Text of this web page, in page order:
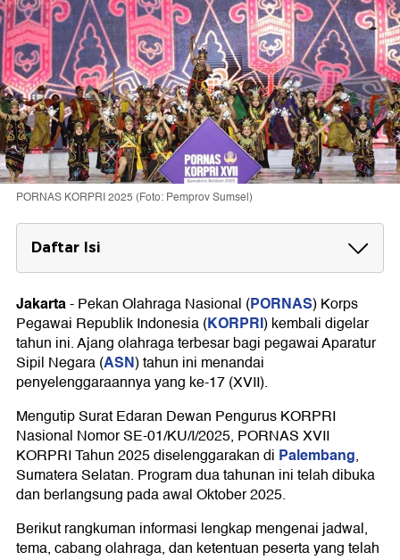
PORNAS KORPRI 2025 (Foto: Pemprov Sumsel)
Daftar Isi
Tema 2025 dan Tujuan Penyelenggaraan
Jadwal dan Lokasi Pelaksanaan PORNAS
Peserta dan Cabor yang Dipertandingkan
Jakarta-Pekan Olahraga Nasional (PORNAS) Korps
Pegawai Republik Indonesia (KORPRI) kembali digelar
tahun ini. Ajang olahraga terbesar bagi pegawai Aparatur
Sipil Negara (ASN) tahun ini menandai
penyelenggaraannya yang ke-17 (XVII).
Mengutip Surat Edaran Dewan Pengurus KORPRI
Nasional Nomor SE-01/KU/I/2025, PORNAS XVII
KORPRI Tahun 2025 diselenggarakan di Palembang,
Sumatera Selatan. Program dua tahunan ini telah dibuka
dan berlangsung pada awal Oktober 2025.
Berikut rangkuman informasi lengkap mengenai jadwal,
tema, cabang olahraga, dan ketentuan peserta yang telah